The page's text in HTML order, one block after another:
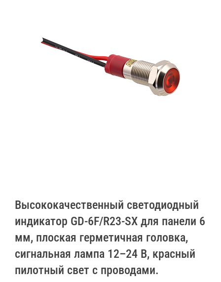
Высококачественный светодиодный
индикатор GD-6F/R23-SX для панели 6
мм, плоская герметичная головка,
сигнальная лампа 12–24 В, красный
пилотный свет с проводами.